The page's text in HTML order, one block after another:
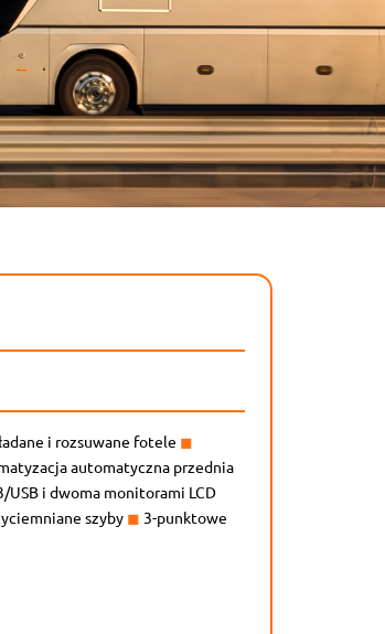
i rozsuwane fotele ◼
automatyczna przednia
i dwoma monitorami LCD
szyby ◼ 3-punktowe